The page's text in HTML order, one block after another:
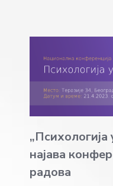
„Психологија
најава
радова